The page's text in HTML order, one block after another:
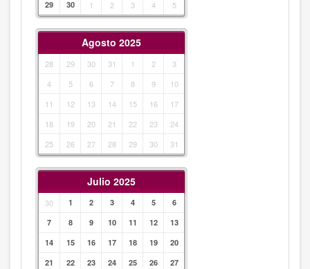
29
30 1 2 3 4 5
Agosto 2025
28 29 30 31 1 2
3
4
5 6 7 8 9
10
11
12 13 14 15 16
17
18
19 20 21 22 23
24
25
26 27 28 29 30 31
Julio 2025
30 1 2 3 4 5
6
7
8 9 10 11 12
13
14
15 16 17 18 19
20
21
22 23 24 25 26
27